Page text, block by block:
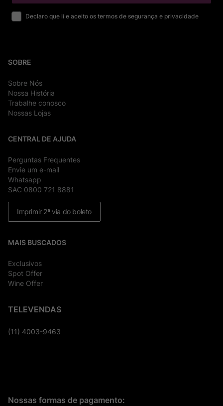
Declaro que li e aceito os termos de segurança e privacidade
SOBRE
Sobre Nós
Nossa História
Trabalhe conosco
Nossas Lojas
CENTRAL DE AJUDA
Perguntas Frequentes
Envie um e-mail
Whatsapp
SAC 0800 721 8881
Imprimir 2ª via do boleto
MAIS BUSCADOS
Exclusivos
Spot Offer
Wine Offer
TELEVENDAS
(11) 4003-9463
Nossas formas de pagamento: